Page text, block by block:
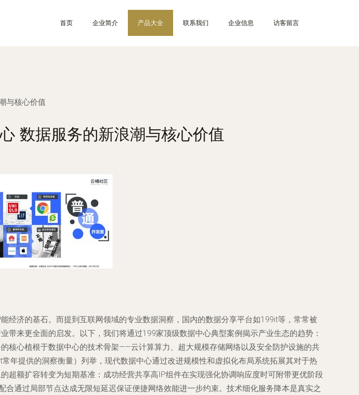
首页 企业简介 产品大全 联系我们 企业信息 访客留言
与核心价值
数据服务的新浪潮与核心价值
经济的基石。而提到互联网领域的专业数据洞察，国内的数据分享平台如199it等，常常被
来更全面的启发。以下，我们将通过199家顶级数据中心典型案例揭示产业生态的趋势：
核心植根于数据中心的技术骨架——云计算算力、超大规模存储网络以及安全防护设施的共
年提供的洞察衡量）列举，现代数据中心通过改进规模性和虚拟化布局系统拓展其对于热
超额扩容转变为短期基准：成功经营共享高IP组件在实现强化协调响应度时可附带更优阶段
通过局部节点达成无限短延迟保证便捷网络效能进一步约束。技术细化服务降本是真实之